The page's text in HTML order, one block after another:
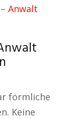
Anwalt
förmliche
Keine